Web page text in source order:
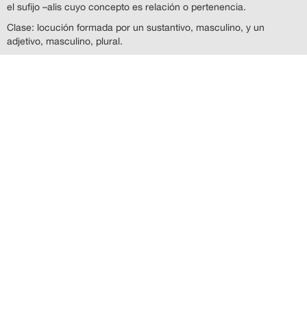
el sufijo –alis cuyo concepto es relación o pertenencia.
Clase: locución formada por un sustantivo, masculino, y un
adjetivo, masculino, plural.